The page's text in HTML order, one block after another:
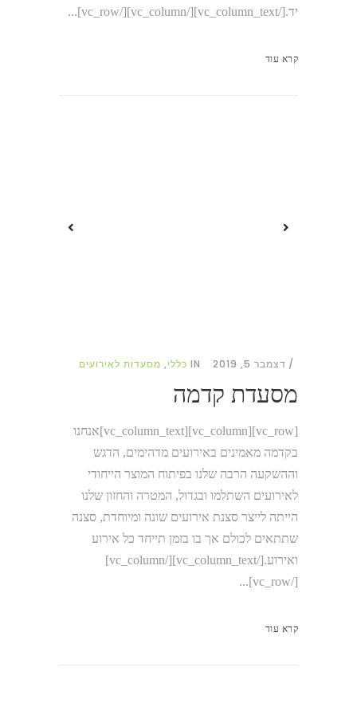
יד.[/vc_column_text][/vc_column][/vc_row]...
קרא עוד
דצמבר 5, 2019 IN כללי, מסעדות לאירועים
מסעדת קדמה
[vc_row][vc_column][vc_column_text]אנחנו
בקדמה מאמינים באירועים מדהימים, הדגש
וההשקעה הרבה שלנו בפיתוח המוצר הייחודי
לאירועים השתלמו ובגדול, המטרה והחזון שלנו
הייתה לייצר סצנת אירועים שונה ומיוחדת, סצנה
שתתאים לכולם אך בו בזמן תייחד כל אירוע
ואירוע.[/vc_column_text][/vc_column]
[/vc_row]...
קרא עוד